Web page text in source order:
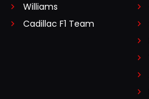
Williams
Cadillac F1 Team